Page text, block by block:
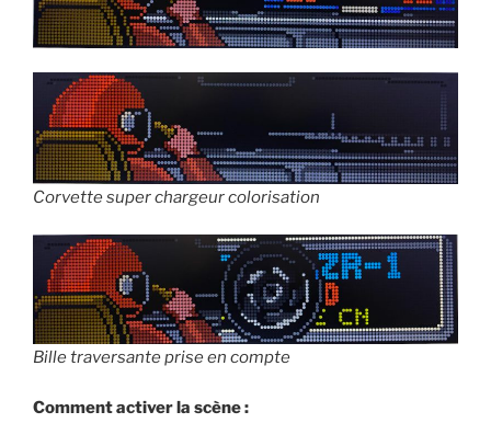
Corvette super chargeur colorisation
Bille traversante prise en compte
Comment activer la scène :